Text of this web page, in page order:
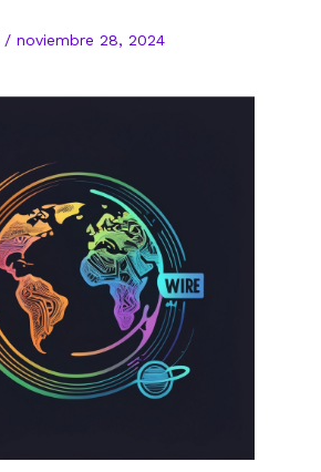
/ noviembre 28, 2024